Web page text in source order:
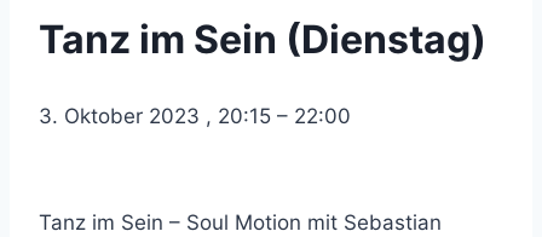
Tanz im Sein (Dienstag)
3. Oktober 2023 , 20:15 – 22:00
Tanz im Sein – Soul Motion mit Sebastian